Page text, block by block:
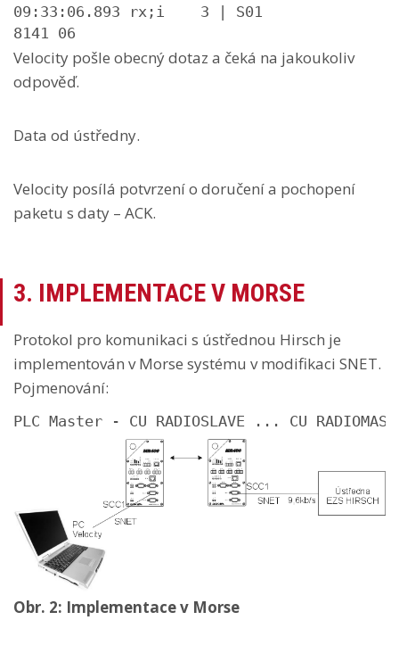
09:33:06.893 rx;i    3 | S01
8141 06
Velocity pošle obecný dotaz a čeká na jakoukoliv
odpověď.
Data od ústředny.
Velocity posílá potvrzení o doručení a pochopení
paketu s daty – ACK.
3. IMPLEMENTACE V MORSE
Protokol pro komunikaci s ústřednou Hirsch je
implementován v Morse systému v modifikaci SNET.
Pojmenování:
PLC Master - CU RADIOSLAVE ... CU
Obr. 2: Implementace v Morse